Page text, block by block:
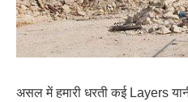
असल में हमारी धरती कई Layers